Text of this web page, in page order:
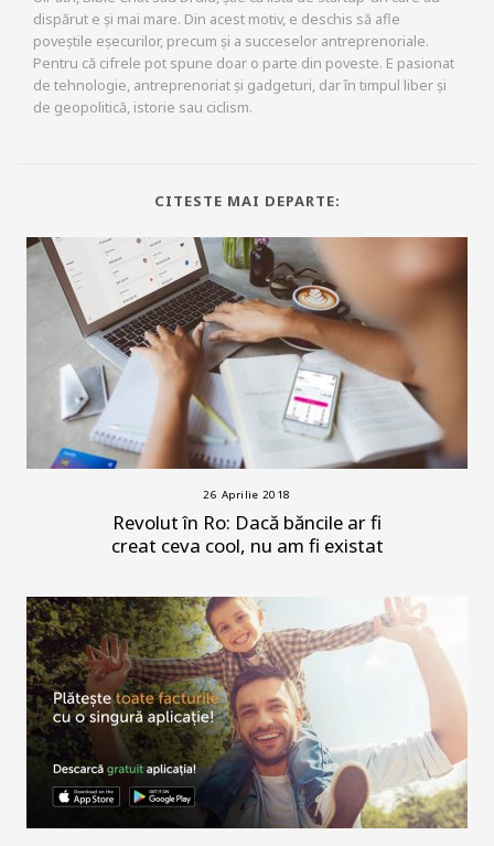
dispărut e și mai mare. Din acest motiv, e deschis să afle
poveștile eșecurilor, precum și a succeselor antreprenoriale.
Pentru că cifrele pot spune doar o parte din poveste. E pasionat
de tehnologie, antreprenoriat și gadgeturi, dar în timpul liber și
de geopolitică, istorie sau ciclism.
CITESTE MAI DEPARTE:
26 Aprilie 2018
Revolut în Ro: Dacă băncile ar fi
creat ceva cool, nu am fi existat